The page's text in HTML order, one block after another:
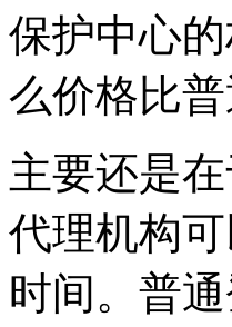
保护中心
么价格比
主要还是
代理机构
时间。普